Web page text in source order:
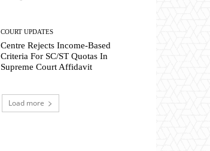
COURT UPDATES
Centre Rejects Income-Based
Criteria For SC/ST Quotas In
Supreme Court Affidavit
Load more